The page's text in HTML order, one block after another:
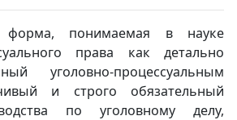
форма, понимаемая в науке
права как детально
уголовно-процессуальным
и строго обязательный
по уголовному делу,